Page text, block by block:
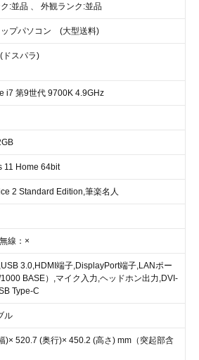
:並品 、 外観ランク:並品
ップパソコン (大型送料)
ドスパラ)
i7 第9世代 9700K 4.9GHz
11 Home 64bit
2 Standard Edition,筆楽名人
線：×
3.0,HDMI端子,DisplayPort端子,LANポー
1000 BASE）,マイク入力,ヘッドホン出力,DVI-
Type-C
ル
)× 520.7 (奥行)× 450.2 (高さ) mm（突起部含